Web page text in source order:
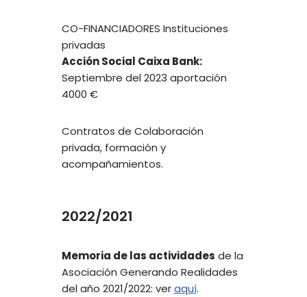
CO-FINANCIADORES Instituciones
privadas
Acción Social Caixa Bank:
Septiembre del 2023 aportación
4000 €
Contratos de Colaboración
privada, formación y
acompañamientos.
2022/2021
Memoria de las actividades de la
Asociación Generando Realidades
del año 2021/2022: veraquí.